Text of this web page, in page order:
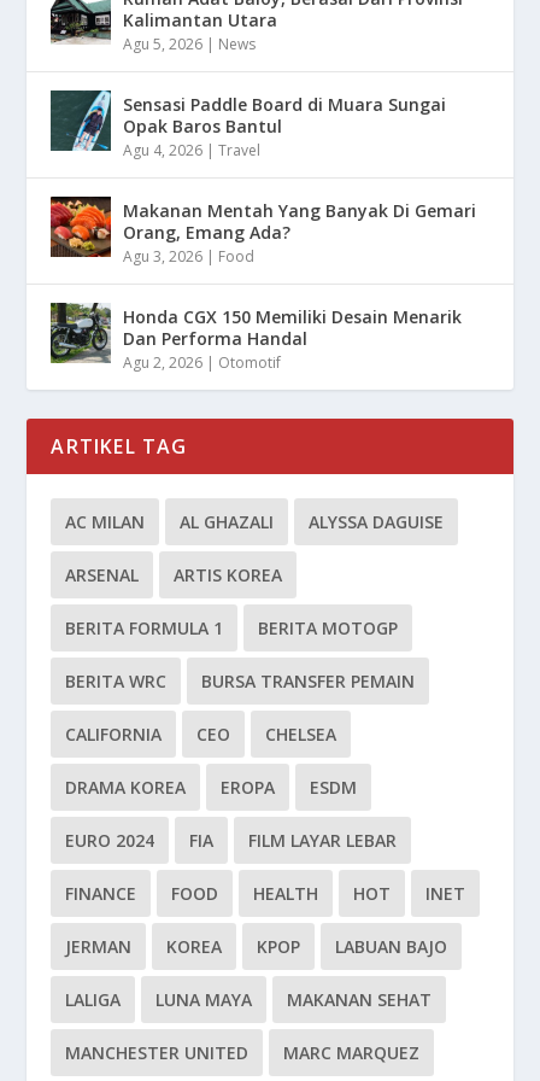
Kalimantan Utara
Agu 5, 2026 | News
Sensasi Paddle Board di Muara Sungai
Opak Baros Bantul
Agu 4, 2026 |Travel
Makanan Mentah Yang Banyak Di Gemari
Orang, Emang Ada?
Agu 3, 2026 | Food
Honda CGX 150 Memiliki Desain Menarik
Dan Performa Handal
Agu 2, 2026 | Otomotif
ARTIKEL TAG
AC MILAN AL GHAZALI ALYSSA DAGUISE
ARSENAL ARTIS KOREA
BERITA FORMULA 1 BERITA MOTOGP
BERITA WRC BURSA TRANSFER PEMAIN
CALIFORNIA CEO CHELSEA
DRAMA KOREA EROPA ESDM
EURO 2024 FIA FILM LAYAR LEBAR
FINANCE FOOD HEALTH HOT INET
JERMAN KOREA KPOP LABUAN BAJO
LALIGA LUNA MAYA MAKANAN SEHAT
MANCHESTER UNITED MARC MARQUEZ